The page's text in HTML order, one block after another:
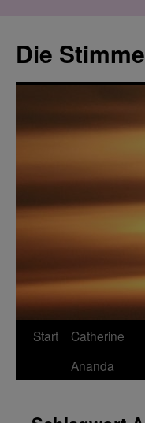
springen
Die
Start
Catherine
Ananda